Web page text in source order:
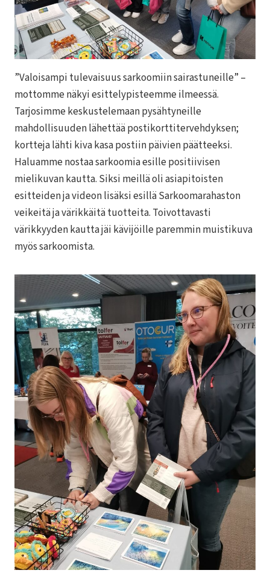
”Valoisampi tulevaisuus sarkoomiin sairastuneille” –
mottomme näkyi esittelypisteemme ilmeessä.
Tarjosimme keskustelemaan pysähtyneille
mahdollisuuden lähettää postikorttitervehdyksen;
kortteja lähti kiva kasa postiin päivien päätteeksi.
Haluamme nostaa sarkoomia esille positiivisen
mielikuvan kautta. Siksi meillä oli asiapitoisten
esitteiden ja videon lisäksi esillä Sarkoomarahaston
veikeitä ja värikkäitä tuotteita. Toivottavasti
värikkyyden kautta jäi kävijöille paremmin muistikuva
myös sarkoomista.